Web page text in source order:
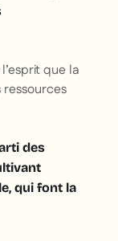
que la
des
qui font la